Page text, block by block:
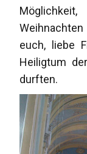
euch, liebe
Heiligtum
durften.